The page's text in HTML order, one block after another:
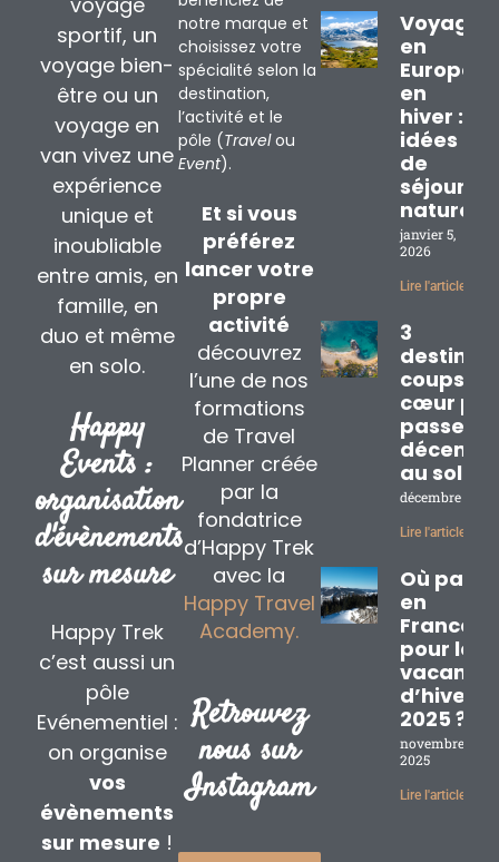
sportif, un
voyage bien-
être ou un
voyage en
van vivez une
expérience
unique et
inoubliable
entre amis, en
famille, en
duo et même
en solo.
Happy
Events :
organisation
d'évènements
sur mesure
Happy Trek
c’est aussi un
pôle
Evénementiel :
on organise
vos
évènements
sur mesure !
notre marque et
choisissez votre
spécialité selon la
destination,
l’activité et le
pôle (Travelou
Event).
Et si vous
préférez
lancer votre
propre
activité
découvrez
l’une de nos
formations
de Travel
Planner créée
par la
fondatrice
d’Happy Trek
avec la
Happy Travel
Academy.
Retrouvez
nous sur
Instagram
Voyage
en
Europe
en
hiver : 3
idées
de
séjours
nature
janvier 5,
2026
Lire l'article »
3
coups de
cœur
passer
au soleil
décembre 2,
Lire l'article »
Où partir
en
France
pour les
d’hiver
2025 ?
novembre 17,
2025
Lire l'article »